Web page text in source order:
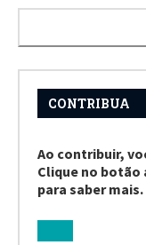
CONTRIBUA
Ao contribuir,
Clique no botão
para saber mais.